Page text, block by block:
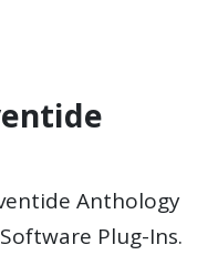
Anthology
Plug-Ins.